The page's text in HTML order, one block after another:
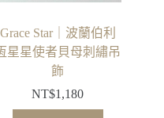
Grace Star｜波蘭伯利
星星使者貝母刺繡吊
飾
NT$1,180